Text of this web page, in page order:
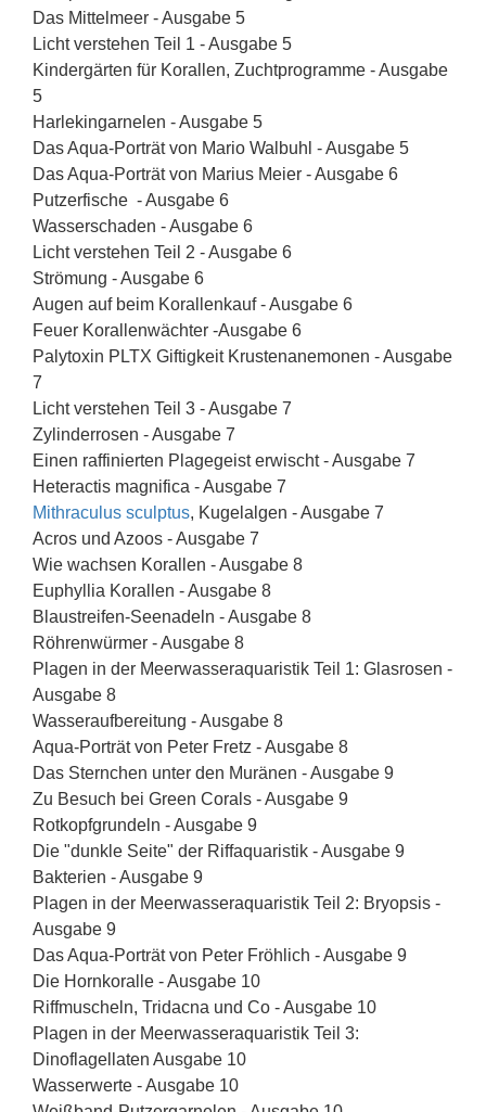
Das Mittelmeer - Ausgabe 5
Licht verstehen Teil 1 - Ausgabe 5
Kindergärten für Korallen, Zuchtprogramme - Ausgabe
5
Harlekingarnelen - Ausgabe 5
Das Aqua-Porträt von Mario Walbuhl - Ausgabe 5
Das Aqua-Porträt von Marius Meier - Ausgabe 6
Putzerfische - Ausgabe 6
Wasserschaden - Ausgabe 6
Licht verstehen Teil 2 - Ausgabe 6
Strömung - Ausgabe 6
Augen auf beim Korallenkauf - Ausgabe 6
Feuer Korallenwächter -Ausgabe 6
Palytoxin PLTX Giftigkeit Krustenanemonen - Ausgabe
7
Licht verstehen Teil 3 - Ausgabe 7
Zylinderrosen - Ausgabe 7
Einen raffinierten Plagegeist erwischt - Ausgabe 7
Heteractis magnifica - Ausgabe 7
Mithraculus sculptus, Kugelalgen - Ausgabe 7
Acros und Azoos - Ausgabe 7
Wie wachsen Korallen - Ausgabe 8
Euphyllia Korallen - Ausgabe 8
Blaustreifen-Seenadeln - Ausgabe 8
Röhrenwürmer - Ausgabe 8
Plagen in der Meerwasseraquaristik Teil 1: Glasrosen -
Ausgabe 8
Wasseraufbereitung - Ausgabe 8
Aqua-Porträt von Peter Fretz - Ausgabe 8
Das Sternchen unter den Muränen - Ausgabe 9
Zu Besuch bei Green Corals - Ausgabe 9
Rotkopfgrundeln - Ausgabe 9
Die "dunkle Seite" der Riffaquaristik - Ausgabe 9
Bakterien - Ausgabe 9
Plagen in der Meerwasseraquaristik Teil 2: Bryopsis -
Ausgabe 9
Das Aqua-Porträt von Peter Fröhlich - Ausgabe 9
Die Hornkoralle - Ausgabe 10
Riffmuscheln, Tridacna und Co - Ausgabe 10
Plagen in der Meerwasseraquaristik Teil 3:
Dinoflagellaten Ausgabe 10
Wasserwerte - Ausgabe 10